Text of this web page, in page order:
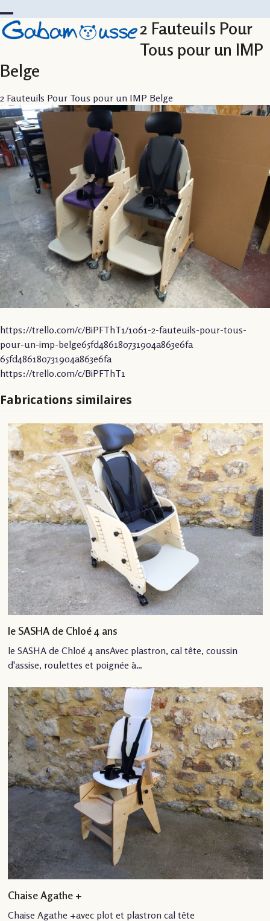
to
content
Open
menu
Close
menu
2 Fauteuils Pour
Tous pour un IMP
Belge
2 Fauteuils Pour Tous pour un IMP Belge
https://trello.com/c/BiPFThT1/1061-2-fauteuils-pour-tous-
pour-un-imp-belge65fd486180731904a863e6fa
65fd486180731904a863e6fa
https://trello.com/c/BiPFThT1
Fabrications similaires
le SASHA de Chloé 4 ans
le SASHA de Chloé 4 ansAvec plastron, cal tête, coussin
d'assise, roulettes et poignée à…
Chaise Agathe +
Chaise Agathe +avec plot et plastron cal tête